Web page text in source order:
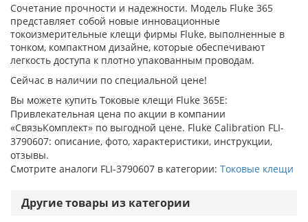
Сочетание прочности и надежности. Модель Fluke 365
представляет собой новые инновационные
токоизмерительные клещи фирмы Fluke, выполненные в
тонком, компактном дизайне, которые обеспечивают
легкость доступа к плотно упакованным проводам.
Сейчас в наличии по специальной цене!
Вы можете купить Токовые клещи Fluke 365E:
Привлекательная цена по акции в компании
«СвязьКомплект» по выгодной цене. Fluke Calibration FLI-
3790607: описание, фото, характеристики, инструкции,
отзывы.
Смотрите аналоги FLI-3790607 в категории: Токовые клещи
Другие товары из категории